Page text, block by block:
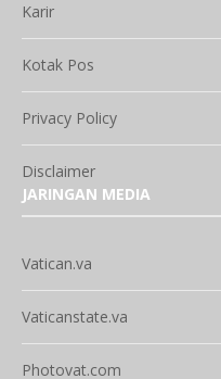
Karir
Kotak Pos
Privacy Policy
Disclaimer
JARINGAN MEDIA
Vatican.va
Vaticanstate.va
Photovat.com